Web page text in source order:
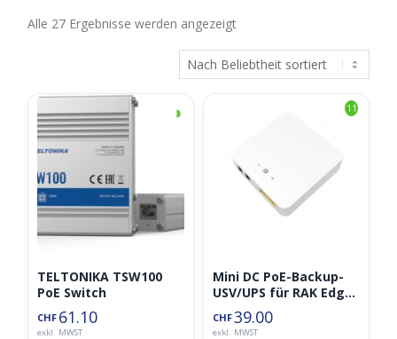
Alle 27 Ergebnisse werden angezeigtNach
Beliebtheit
sortiert
◑
TELTONIKA TSW100
PoE Switch
CHF 61.10
exkl. MWST
11
Mini DC PoE-Backup-
USV/UPS für RAK Edge
Gateway mit PoE-
Ausgang
CHF39.00
exkl. MWST